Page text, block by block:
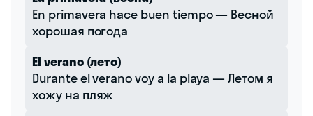
En primavera hace buen tiempo — Весной
хорошая погода
El verano (лето)
Durante el verano voy a la playa — Летом я
хожу на пляж